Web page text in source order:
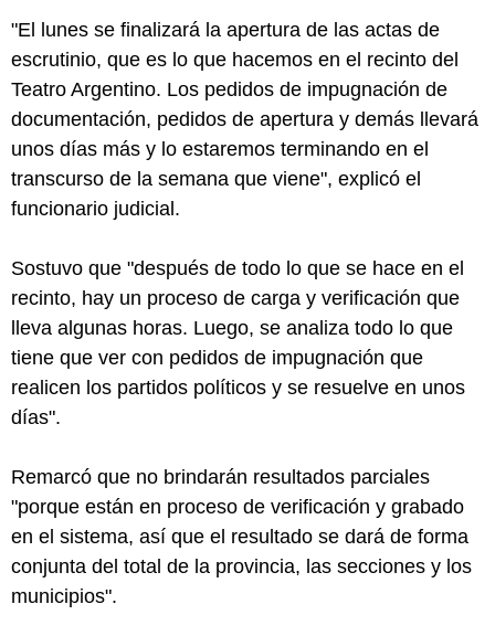
"El lunes se finalizará la apertura de las actas de
escrutinio, que es lo que hacemos en el recinto del
Teatro Argentino. Los pedidos de impugnación de
documentación, pedidos de apertura y demás llevará
unos días más y lo estaremos terminando en el
transcurso de la semana que viene", explicó el
funcionario judicial.
Sostuvo que "después de todo lo que se hace en el
recinto, hay un proceso de carga y verificación que
lleva algunas horas. Luego, se analiza todo lo que
tiene que ver con pedidos de impugnación que
realicen los partidos políticos y se resuelve en unos
días".
Remarcó que no brindarán resultados parciales
"porque están en proceso de verificación y grabado
en el sistema, así que el resultado se dará de forma
conjunta del total de la provincia, las secciones y los
municipios".